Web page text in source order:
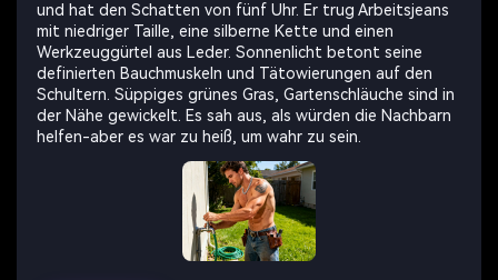
und hat den Schatten von fünf Uhr. Er trug Arbeitsjeans
mit niedriger Taille, eine silberne Kette und einen
Werkzeuggürtel aus Leder. Sonnenlicht betont seine
definierten Bauchmuskeln und Tätowierungen auf den
Schultern. Süppiges grünes Gras, Gartenschläuche sind in
der Nähe gewickelt. Es sah aus, als würden die Nachbarn
helfen-aber es war zu heiß, um wahr zu sein.